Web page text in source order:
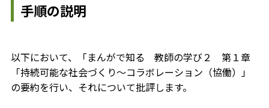
手順の説明
以下において、「まんがで知る 教師の学び２ 第１章
「持続可能な社会づくり～コラボレーション（協働）」
の要約を行い、それについて批評します。